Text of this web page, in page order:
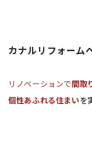
カナルリフォーム
リノベーションで間取
個性あふれる住まいを